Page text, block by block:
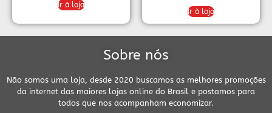
Ir à loja
Ir à loja
Sobre nós
Não somos uma loja, desde 2020 buscamos as melhores promoções
da internet das maiores lojas online do Brasil e postamos para
todos que nos acompanham economizar.